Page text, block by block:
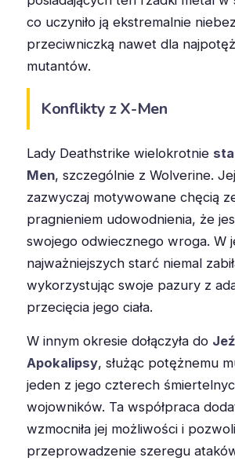
co uczyniło ją ekstremalnie
przeciwniczką nawet dla
mutantów.
Konflikty z X-Men
Lady Deathstrike wielokrotnie
Men, szczególnie z Wolverine.
zazwyczaj motywowane chęcią
pragnieniem udowodnienia, że
swojego odwiecznego wroga. W
najważniejszych starć niemal
wykorzystując swoje pazury z
przecięcia jego ciała.
W innym okresie dołączyła do
Apokalipsy, służąc potężnemu
jeden z jego czterech
wojowników. Ta współpraca
wzmocniła jej możliwości i
przeprowadzenie szeregu